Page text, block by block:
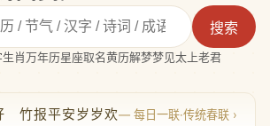
搜索
生肖万年历星座取名黄历解梦梦见太上老君
竹报平安岁岁欢— 每日一联·传统春联 ›